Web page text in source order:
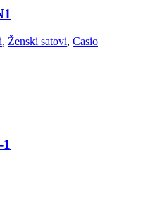
, Ženski satovi, Casio